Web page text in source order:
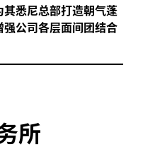
悉尼总部打造朝气蓬
公司各层面间团结合
所